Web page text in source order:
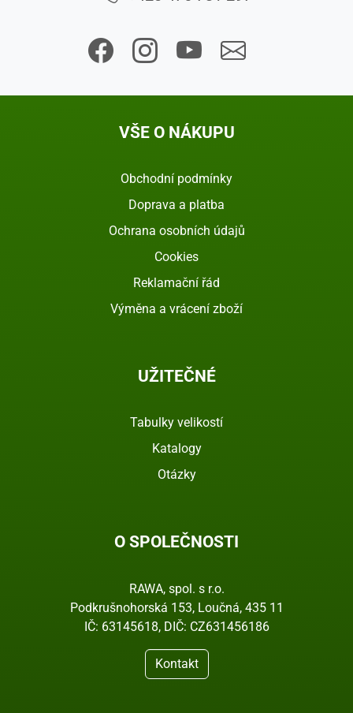
VŠE O NÁKUPU
Obchodní podmínky
Doprava a platba
Ochrana osobních údajů
Cookies
Reklamační řád
Výměna a vrácení zboží
UŽITEČNÉ
Tabulky velikostí
Katalogy
Otázky
O SPOLEČNOSTI
RAWA, spol. s r.o.
Podkrušnohorská 153, Loučná, 435 11
IČ: 63145618, DIČ: CZ631456186
Kontakt